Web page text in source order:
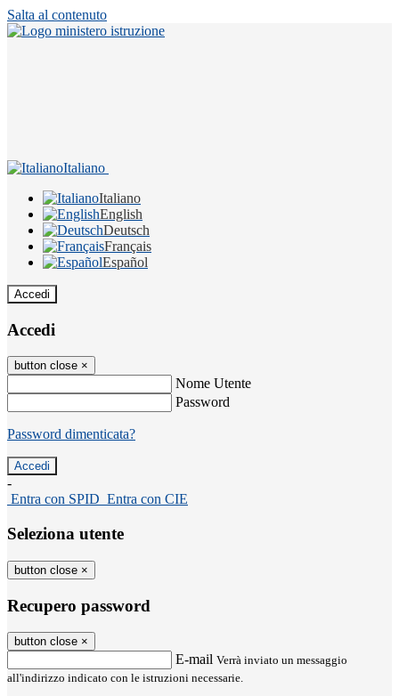
Salta al contenuto
Italiano
Italiano
English
Deutsch
Français
Español
Accedi
Accedi
button close ×
Nome Utente
Password
Password dimenticata?
-
Entra con SPID Entra con CIE
Seleziona utente
button close ×
Recupero password
button close ×
E-mail Verrà inviato un messaggio
all'indirizzo indicato con le istruzioni necessarie.